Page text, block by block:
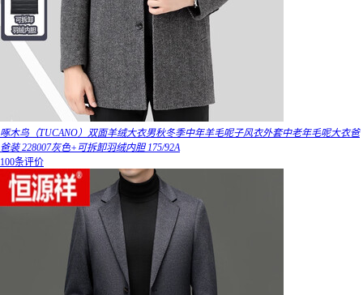
啄木鸟（TUCANO）双面羊绒大衣男秋冬季中年羊毛呢子风衣外套中老年毛呢大衣爸
爸装 228007灰色+可拆卸羽绒内胆 175/92A
100条评价